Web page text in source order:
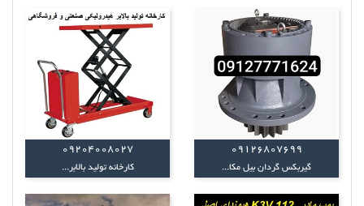
09126807699
گیربکس گردان بیل مکا...
09204008027
کارخانه تولید بالابر...